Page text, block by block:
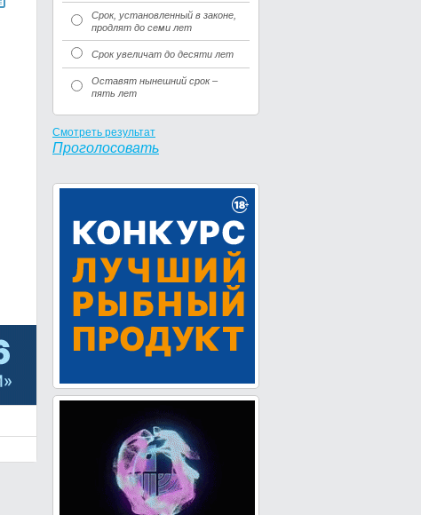
Срок, установленный в законе,
продлят до семи лет
Срок увеличат до десяти лет
Оставят нынешний срок –
пять лет
Смотреть результат
Проголосовать